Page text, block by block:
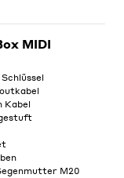
MIDI
Kabel
M20